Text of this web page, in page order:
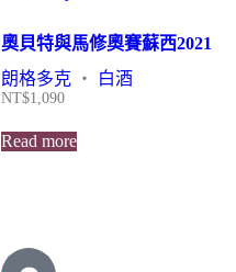
奧貝特與馬修奧賽蘇西2021
朗格多克 ・ 白酒
NT$1,090
Read more